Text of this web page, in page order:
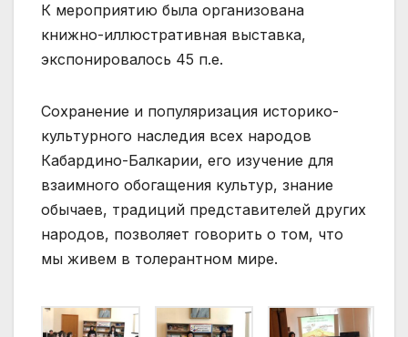
К мероприятию была организована
книжно-иллюстративная выставка,
экспонировалось 45 п.е.
Сохранение и популяризация историко-
культурного наследия всех народов
Кабардино-Балкарии, его изучение для
взаимного обогащения культур, знание
обычаев, традиций представителей других
народов, позволяет говорить о том, что
мы живем в толерантном мире.